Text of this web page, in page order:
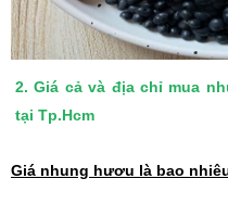
2. Giá cả và địa chỉ mua
tại Tp.Hcm
Giá nhung hươu là bao